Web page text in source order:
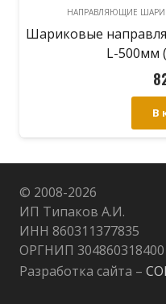
НАПРАВЛЯЮЩИЕ
Шариковые
L-500мм
В
© 2008-2026
ИП Типаков А.И.
ИНН 860311377835
ОРГНИП
Разработка сайта –